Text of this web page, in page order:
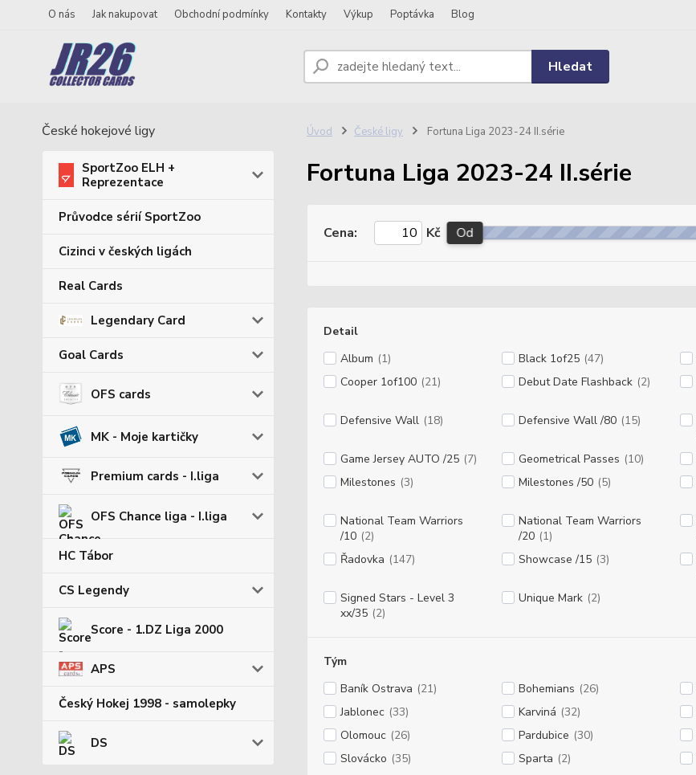
O nás Jak nakupovat Obchodní podmínky Kontakty Výkup Poptávka Blog
Hledat
České hokejové ligy
SportZoo ELH +
Reprezentace
Průvodce sérií SportZoo
Cizinci v českých ligách
Real Cards
Legendary Card
Goal Cards
OFS cards
MK - Moje kartičky
Premium cards - I.liga
OFS Chance liga - I.liga
HC Tábor
CS Legendy
Score - 1.DZ Liga 2000
APS
Český Hokej 1998 - samolepky
DS
Úvod České ligy Fortuna Liga 2023-24 II.série
Fortuna Liga 2023-24 II.série
Cena: Kč Od
Detail
Album (1) Black 1of25 (47)
Cooper 1of100 (21) Debut Date Flashback (2)
Defensive Wall (18) Defensive Wall /80 (15)
Game Jersey AUTO /25 (7) Geometrical Passes (10)
Milestones (3) Milestones /50 (5)
National Team Warriors
/10 (2)
National Team Warriors
/20 (1)
Řadovka (147) Showcase /15 (3)
Signed Stars - Level 3
xx/35 (2)
Unique Mark (2)
Tým
Baník Ostrava (21) Bohemians (26)
Jablonec (33) Karviná (32)
Olomouc (26) Pardubice (30)
Slovácko (35) Sparta (2)